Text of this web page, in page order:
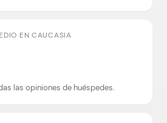
EN CAUCASIA
las opiniones de huéspedes.